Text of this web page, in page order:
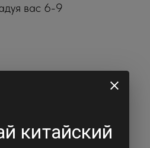
вас 6-9
под вас: